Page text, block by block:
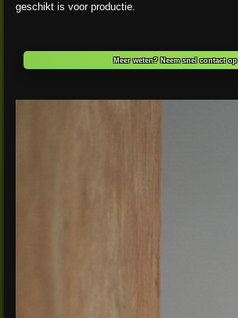
geschikt is voor productie.
Meer weten? Neem snel contact op